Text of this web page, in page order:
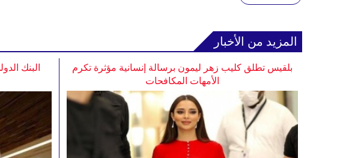
المزيد من الأخبار
البنك
بلقيس تطلق كليب زهر ليمون برسالة إنسانية مؤثرة تكرم
الأمهات المكافحات